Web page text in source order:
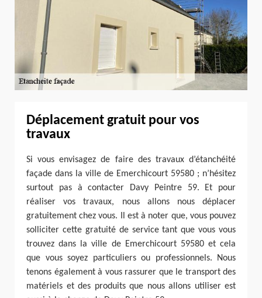
Déplacement gratuit pour vos
travaux
Si vous envisagez de faire des travaux d’étanchéité
façade dans la ville de Emerchicourt 59580 ; n’hésitez
surtout pas à contacter Davy Peintre 59. Et pour
réaliser vos travaux, nous allons nous déplacer
gratuitement chez vous. Il est à noter que, vous pouvez
solliciter cette gratuité de service tant que vous vous
trouvez dans la ville de Emerchicourt 59580 et cela
que vous soyez particuliers ou professionnels. Nous
tenons également à vous rassurer que le transport des
matériels et des produits que nous allons utiliser est